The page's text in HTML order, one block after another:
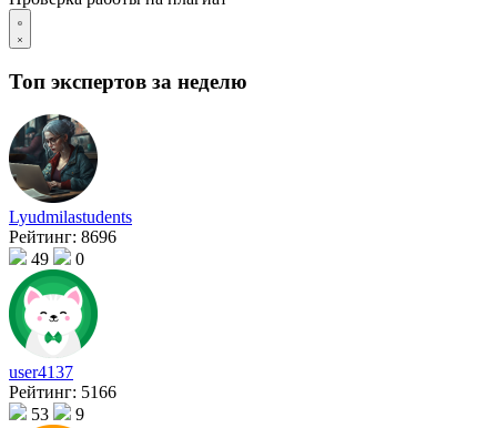
Топ экспертов за неделю
Lyudmilastudents
Рейтинг: 8696
49
0
user4137
Рейтинг: 5166
53
9